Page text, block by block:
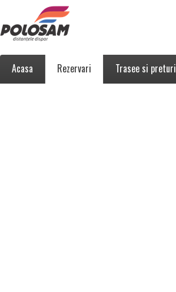
Acasa Rezervari Trasee si preturi